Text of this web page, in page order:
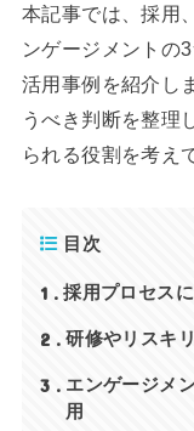
本記事では、採用
ンゲージメントの
活用事例を紹介し
うべき判断を整理
られる役割を考え
目次
1 採用プロセス
2 研修やリスキ
3
エンゲージメ
用